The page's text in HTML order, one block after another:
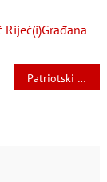
Riječ(i)Građana
Patriotski blok